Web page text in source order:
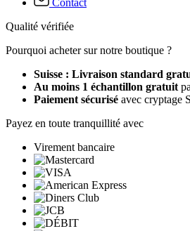
Qualité vérifiée
Pourquoi acheter sur notre boutique ?
Suisse : Livraison standard
Au moins 1 échantillon gratuit
Paiement sécurisé avec cryptage
Payez en toute tranquillité avec
Virement bancaire